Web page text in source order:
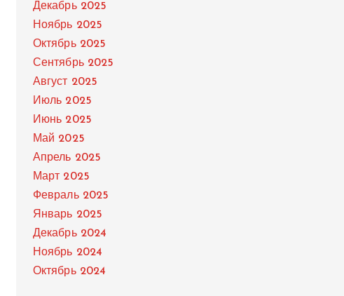
Декабрь 2025
Ноябрь 2025
Октябрь 2025
Сентябрь 2025
Август 2025
Июль 2025
Июнь 2025
Май 2025
Апрель 2025
Март 2025
Февраль 2025
Январь 2025
Декабрь 2024
Ноябрь 2024
Октябрь 2024